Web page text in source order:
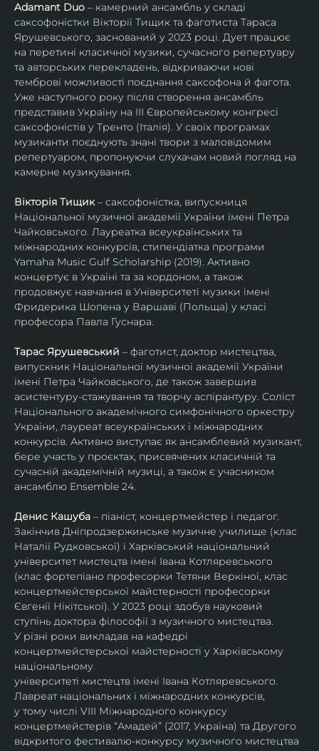
Adamant Duo – камерний ансамбль у складі
саксофоністки Вікторії Тищик та фаготиста Тараса
Ярушевського, заснований у 2023 році. Дует працює
на перетині класичної музики, сучасного репертуару
та авторських перекладень, відкриваючи нові
темброві можливості поєднання саксофона й фагота.
Уже наступного року після створення ансамбль
представив Україну на ІІІ Європейському конгресі
саксофоністів у Тренто (Італія). У своїх програмах
музиканти поєднують знані твори з маловідомим
репертуаром, пропонуючи слухачам новий погляд на
камерне музикування.
Вікторія Тищик – саксофоністка, випускниця
Національної музичної академії України імені Петра
Чайковського. Лауреатка всеукраїнських та
міжнародних конкурсів, стипендіатка програми
Yamaha Music Gulf Scholarship (2019). Активно
концертує в Україні та за кордоном, а також
продовжує навчання в Університеті музики імені
Фридерика Шопена у Варшаві (Польща) у класі
професора Павла Гуснара.
Тарас Ярушевський – фаготист, доктор мистецтва,
випускник Національної музичної академії України
імені Петра Чайковського, де також завершив
асистентуру-стажування та творчу аспірантуру. Соліст
Національного академічного симфонічного оркестру
України, лауреат всеукраїнських і міжнародних
конкурсів. Активно виступає як ансамблевий музикант,
бере участь у проєктах, присвячених класичній та
сучасній академічній музиці, а також є учасником
ансамблю Ensemble 24.
Денис Кашуба – піаніст, концертмейстер і педагог.
Закінчив Дніпродзержинське музичне училище (клас
Наталії Рудковської) і Харківський національний
університет мистецтв імені Івана Котляревського
(клас фортепіано професорки Тетяни Веркіної, клас
концертмейстерської майстерності професорки
Євгенії Нікітської). У 2023 році здобув науковий
ступінь доктора філософії з музичного мистецтва.
У різні роки викладав на кафедрі
концертмейстерської майстерності у Харківському
національному
університеті мистецтв імені Івана Котляревського.
Лавреат національних і міжнародних конкурсів,
у тому числі VIII Міжнародного конкурсу
концертмейстерів “Амадей” (2017, Україна) та Другого
відкритого фестивалю-конкурсу музичного мистецтва